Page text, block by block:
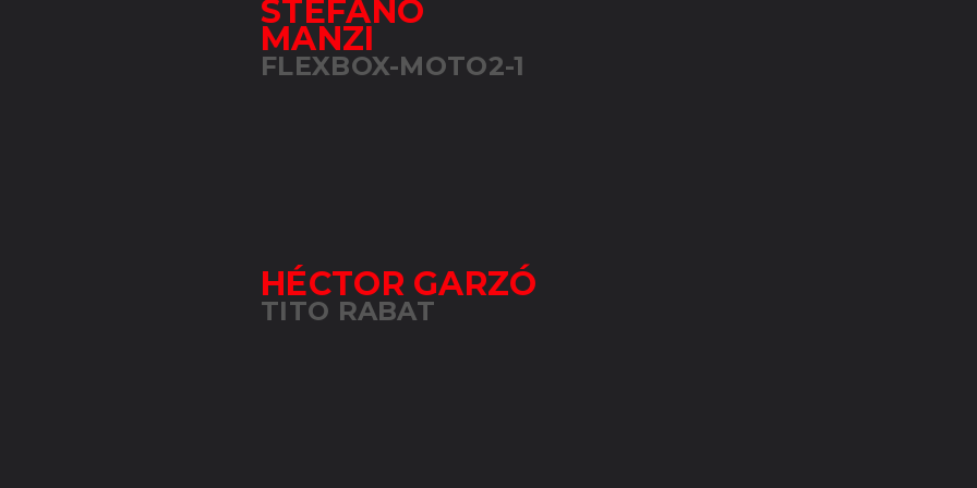
STEFANO
MANZI
FLEXBOX-MOTO2-1
HÉCTOR GARZÓ
TITO RABAT